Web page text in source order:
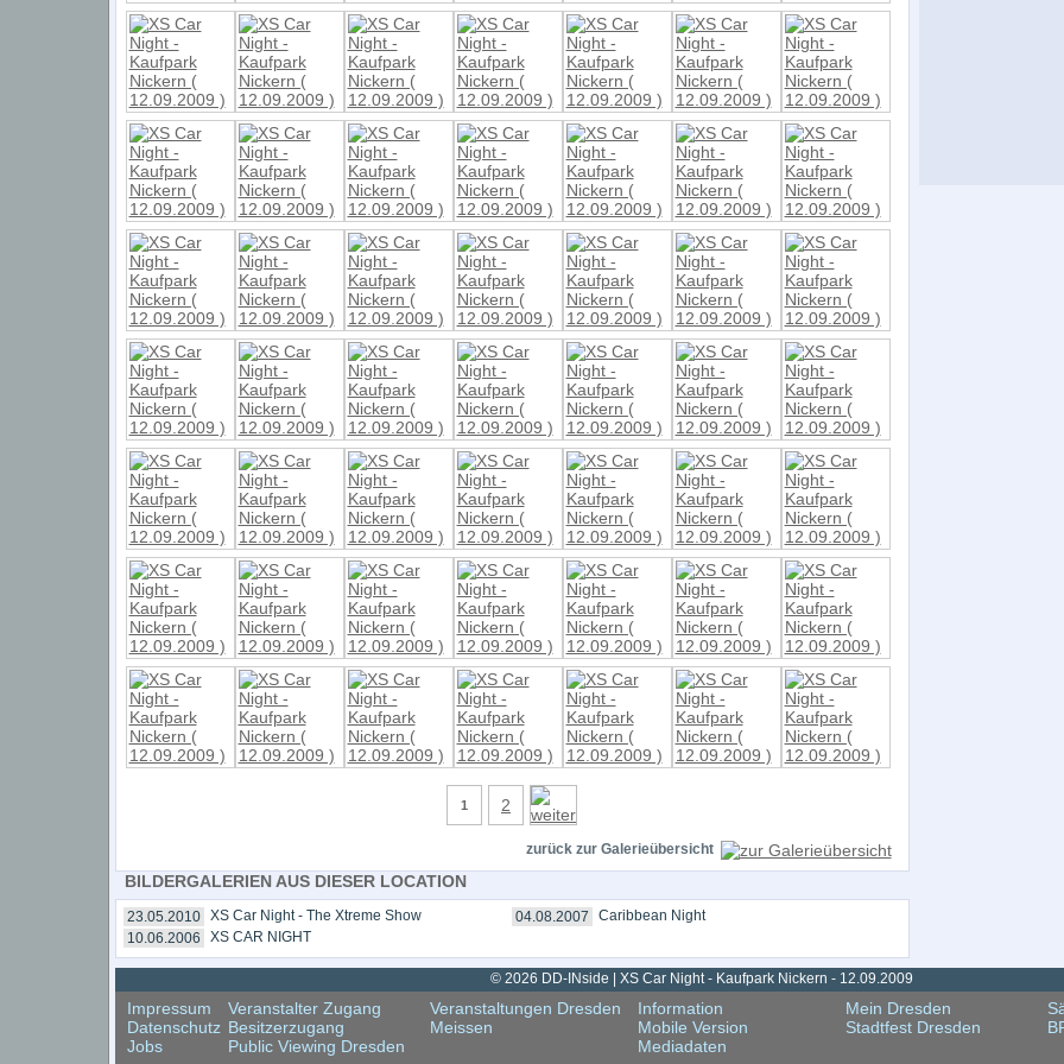
Cookie Consent plugin for the EU cookie law
1 2
zurück zur Galerieübersicht
BILDERGALERIEN AUS DIESER LOCATION
23.05.2010 XS Car Night - The Xtreme Show 04.08.2007
Caribbean Night
10.06.2006
XS CAR NIGHT
© 2026 DD-INside | XS Car Night - Kaufpark Nickern - 12.09.2009
Impressum
Datenschutz
Jobs
Veranstalter Zugang
Besitzerzugang
Public Viewing Dresden
Veranstaltungen Dresden
Meissen
Information
Mobile Version
Mediadaten
Mein Dresden
Stadtfest Dresden